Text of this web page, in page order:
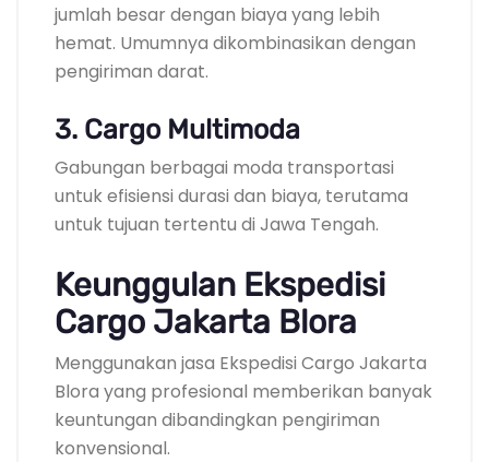
jumlah besar dengan biaya yang lebih
hemat. Umumnya dikombinasikan dengan
pengiriman darat.
3. Cargo Multimoda
Gabungan berbagai moda transportasi
untuk efisiensi durasi dan biaya, terutama
untuk tujuan tertentu di Jawa Tengah.
Keunggulan Ekspedisi
Cargo Jakarta Blora
Menggunakan jasa Ekspedisi Cargo Jakarta
Blora yang profesional memberikan banyak
keuntungan dibandingkan pengiriman
konvensional.